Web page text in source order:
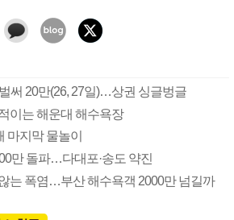
써 20만(26, 27일)…상권 싱글벙글
이는 해운대 해수욕장
마지막 물놀이
만 돌파…다대포·송도 약진
는 폭염…부산 해수욕객 2000만 넘길까